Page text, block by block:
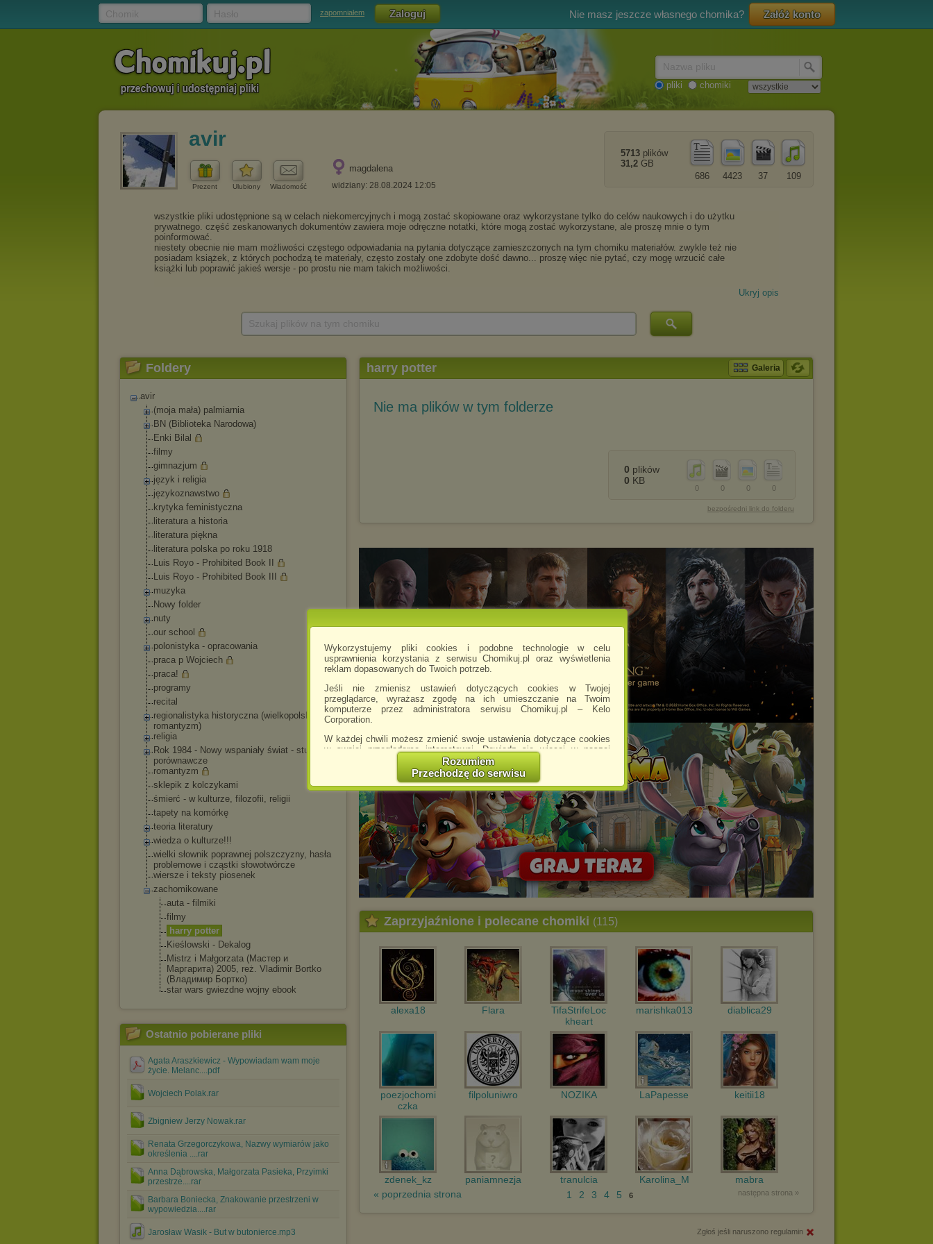
Wykorzystujemy pliki cookies i podobne technologie w celu
usprawnienia korzystania z serwisu Chomikuj.pl oraz wyświetlenia
reklam dopasowanych do Twoich potrzeb.
Jeśli nie zmienisz ustawień dotyczących cookies w Twojej
przeglądarce, wyrażasz zgodę na ich umieszczanie na Twoim
komputerze przez administratora serwisu Chomikuj.pl – Kelo
Corporation.
W każdej chwili możesz zmienić swoje ustawienia dotyczące cookies
w swojej przeglądarce internetowej. Dowiedz się więcej w naszej
http://chomikuj.pl/PolitykaPrywatnosci.aspx
Jednocześnie informujemy że zmiana ustawień przeglądarki może
spowodować ograniczenie korzystania ze strony Chomikuj.pl.
W przypadku braku twojej zgody na akceptację cookies niestety
prosimy o opuszczenie serwisu chomikuj.pl.
Wykorzystanie plików cookies
przezZaufanych Partnerów
(dostosowanie reklam do Twoich potrzeb, analiza skuteczności działań
marketingowych).
Wyrażenie sprzeciwu spowoduje, że wyświetlana Ci reklama nie
będzie dopasowana do Twoich preferencji, a będzie to reklama
wyświetlona przypadkowo.
Istnieje możliwość zmiany ustawień przeglądarki internetowej w
sposób uniemożliwiający przechowywanie plików cookies na
dokonując odpowiednich zmian w ustawieniach przeglądarki
Pełną informację na ten temat znajdziesz pod adresem
http://chomikuj.pl/PolitykaPrywatnosci.aspx.
Rozumiem
Przechodzę do serwisu
zapomniałem Nie masz jeszcze własnego chomika? Załóż konto
pliki chomiki
avir
Prezent Ulubiony Wiadomość
magdalena
widziany: 28.08.2024 12:05
109
37
4423
686
5713 plików
31,2 GB
Ukryj opis
Foldery
avir
(moja mała) palmiarnia
BN (Biblioteka Narodowa)
Enki Bilal
filmy
gimnazjum
język i religia
językoznawstwo
krytyka feministyczna
literatura a historia
literatura piękna
literatura polska po roku 1918
Luis Royo - Prohibited Book II
Luis Royo - Prohibited Book III
muzyka
Nowy folder
nuty
our school
polonistyka - opracowania
praca p Wojciech
praca!
programy
recital
regionalistyka historyczna (wielkopolska,
romantyzm)
religia
Rok 1984 - Nowy wspaniały świat - studium
porównawcze
romantyzm
sklepik z kolczykami
śmierć - w kulturze, filozofii, religii
tapety na komórkę
teoria literatury
wiedza o kulturze!!!
wielki słownik poprawnej polszczyzny, hasła
problemowe i cząstki słowotwórcze
wiersze i teksty piosenek
zachomikowane
auta - filmiki
filmy
harry potter
Kieślowski - Dekalog
Mistrz i Małgorzata (Мастер и
Маргарита) 2005, reż. Vladimir Bortko
(Владимир Бортко)
star wars gwiezdne wojny ebook
Ostatnio pobierane pliki
Agata Araszkiewicz - Wypowiadam wam moje
życie. Melanc....pdf
Wojciech Polak.rar
Zbigniew Jerzy Nowak.rar
Renata Grzegorczykowa, Nazwy wymiarów jako
określenia ....rar
Anna Dąbrowska, Małgorzata Pasieka, Przyimki
przestrze....rar
Barbara Boniecka, Znakowanie przestrzeni w
wypowiedzia....rar
Jarosław Wasik - But w butonierce.mp3
harry potter Galeria
Nie ma plików w tym folderze
0
0
0
0
0 plików
0 KB
bezpośredni link do folderu
Zaprzyjaźnione i polecane chomiki (115)
alexa18 Flara
TifaStrifeLoc
kheart
marishka013 diablica29
poezjochomi
czka
filpoluniwro NOZIKA LaPapesse keitii18
zdenek_kz paniamnezja tranulcia Karolina_M
mabra
« poprzednia strona
następna strona »
1 2 3 4 5 6
Zgłoś jeśli naruszono regulamin